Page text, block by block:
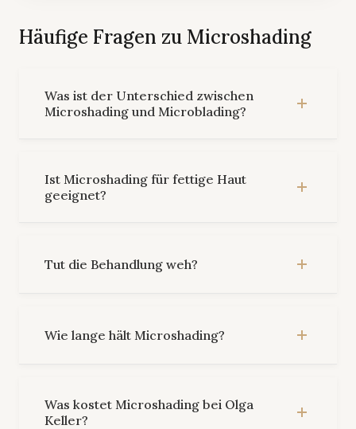
Häufige Fragen zu Microshading
Was ist der Unterschied zwischen
Microshading und Microblading?
Ist Microshading für fettige Haut
geeignet?
Tut die Behandlung weh?
Wie lange hält Microshading?
Was kostet Microshading bei Olga
Keller?